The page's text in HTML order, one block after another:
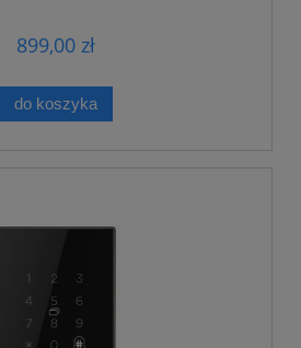
899,00 zł
do koszyka